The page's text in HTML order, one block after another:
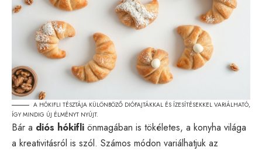
A HÓKIFLI TÉSZTÁJA KÜLÖNBÖZŐ DIÓFAJTÁKKAL ÉS ÍZESÍTÉSEKKEL VARIÁLHATÓ,
ÍGY MINDIG ÚJ ÉLMÉNYT NYÚJT.
Bár a diós hókifli önmagában is tökéletes, a konyha világa
a kreativitásról is szól. Számos módon variálhatjuk az